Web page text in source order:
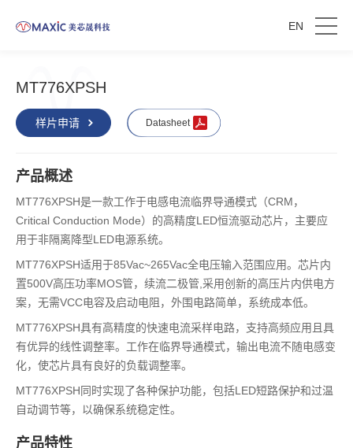
EN
MT776XPSH
样片申请 Datasheet
产品概述
MT776XPSH是一款工作于电感电流临界导通模式（CRM，
Critical Conduction Mode）的高精度LED恒流驱动芯片，主要应
用于非隔离降型LED电源系统。
MT776XPSH适用于85Vac~265Vac全电压输入范围应用。芯片内
置500V高压功率MOS管，续流二极管,采用创新的高压片内供电方
案，无需VCC电容及启动电阻，外围电路简单，系统成本低。
MT776XPSH具有高精度的快速电流采样电路，支持高频应用且具
有优异的线性调整率。工作在临界导通模式，输出电流不随电感变
化，使芯片具有良好的负载调整率。
MT776XPSH同时实现了各种保护功能，包括LED短路保护和过温
自动调节等，以确保系统稳定性。
产品特性